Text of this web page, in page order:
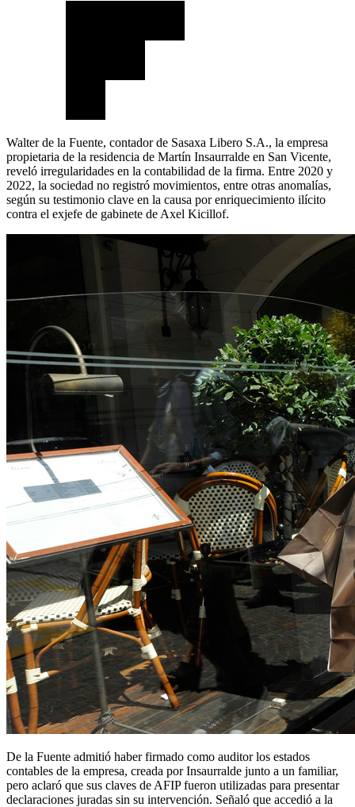
Walter de la Fuente, contador de Sasaxa Libero S.A., la empresa
propietaria de la residencia de Martín Insaurralde en San Vicente,
reveló irregularidades en la contabilidad de la firma. Entre 2020 y
2022, la sociedad no registró movimientos, entre otras anomalías,
según su testimonio clave en la causa por enriquecimiento ilícito
contra el exjefe de gabinete de Axel Kicillof.
De la Fuente admitió haber firmado como auditor los estados
contables de la empresa, creada por Insaurralde junto a un familiar,
pero aclaró que sus claves de AFIP fueron utilizadas para presentar
declaraciones juradas sin su intervención. Señaló que accedió a la